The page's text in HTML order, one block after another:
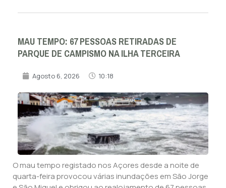
MAU TEMPO: 67 PESSOAS RETIRADAS DE
PARQUE DE CAMPISMO NA ILHA TERCEIRA
Agosto 6, 2026 10:18
O mau tempo registado nos Açores desde a noite de
quarta-feira provocou várias inundações em São Jorge